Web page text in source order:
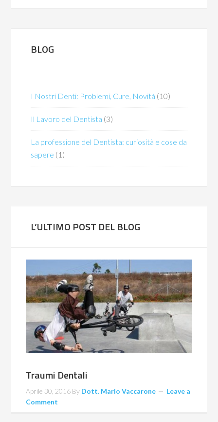
BLOG
I Nostri Denti: Problemi, Cure, Novità (10)
Il Lavoro del Dentista (3)
La professione del Dentista: curiosità e cose da
sapere (1)
L’ULTIMO POST DEL BLOG
Traumi Dentali
Aprile 30, 2016 By Dott. Mario Vaccarone
Leave a
Comment